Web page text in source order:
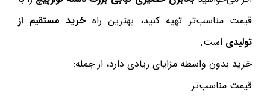
قیمت مناسب‌تر تهیه کنید، بهترین راه خرید مستقیم از
تولیدی است.
خرید بدون واسطه مزایای زیادی دارد، از جمله:
قیمت مناسب‌تر